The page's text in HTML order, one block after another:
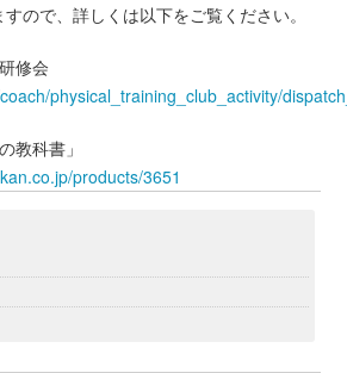
ので、詳しくは以下をご覧ください。
修会
physical_training_club_activity/
教科書」
products/3651